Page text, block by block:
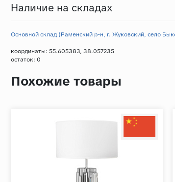
Наличие на складах
Основной склад (Раменский р-н, г. Жуковский, село
координаты: 55.605383, 38.057235
остаток: 0
Похожие товары